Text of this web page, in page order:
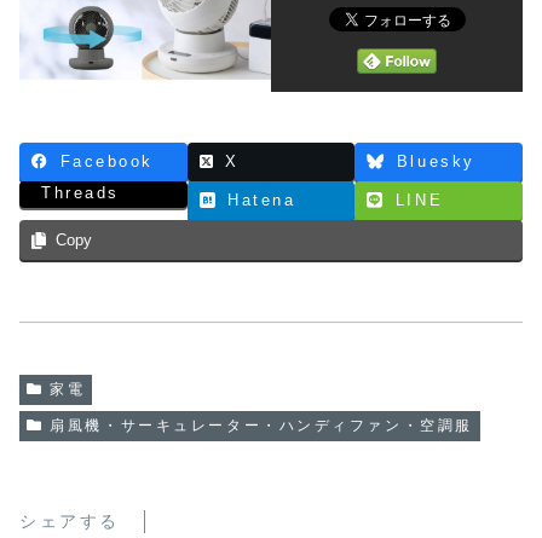
Facebook X
Bluesky
Threads
Hatena LINE
Copy
家電
扇風機・サーキュレーター・ハンディファン・空調服
シェアする